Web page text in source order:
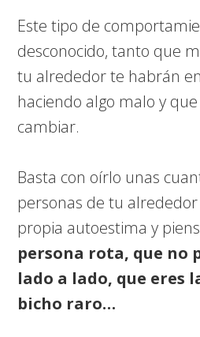
Este tipo de
desconocido, tanto que
tu alrededor te habrán
haciendo algo malo y
cambiar.
Basta con oírlo unas
personas de tu
propia autoestima y
persona rota, que no
lado a lado, que eres
bicho raro…